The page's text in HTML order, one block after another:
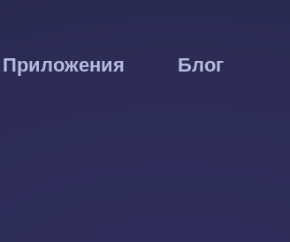
Приложения Блог